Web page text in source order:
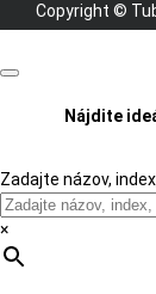
Copyright ©
Nájdite
Zadajte názov,
×